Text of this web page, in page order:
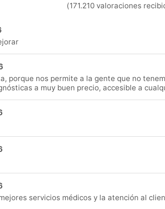
(171.210 valoraciones
porque nos permite a la gente que no
a muy buen precio, accesible a
servicios médicos y la atención al